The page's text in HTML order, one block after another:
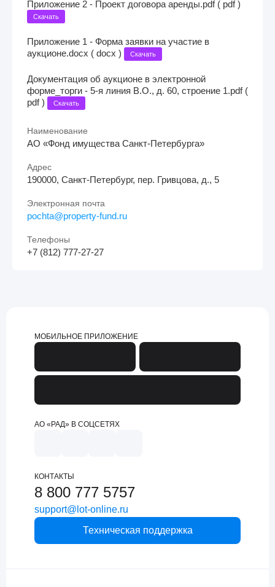
Приложение 2 - Проект договора аренды.pdf ( pdf )
Скачать
Приложение 1 - Форма заявки на участие в
аукционе.docx ( docx )
Скачать
Документация об аукционе в электронной
форме_торги - 5-я линия В.О., д. 60, строение 1.pdf (
pdf )
Скачать
Наименование
АО «Фонд имущества Санкт-Петербурга»
Адрес
190000, Санкт-Петербург, пер. Гривцова, д., 5
Электронная почта
pochta@property-fund.ru
Телефоны
+7 (812) 777-27-27
МОБИЛЬНОЕ ПРИЛОЖЕНИЕ
АО «РАД» В СОЦСЕТЯХ
КОНТАКТЫ
8 800 777 5757
support@lot-online.ru
Техническая поддержка